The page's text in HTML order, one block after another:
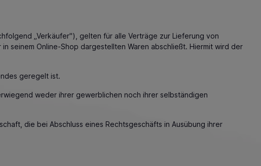
„Verkäufer"), gelten für alle Verträge zur Lieferung von
seinem Online-Shop dargestellten Waren abschließt. Hiermit wird der
geregelt ist.
weder ihrer gewerblichen noch ihrer selbständigen
die bei Abschluss eines Rechtsgeschäfts in Ausübung ihrer